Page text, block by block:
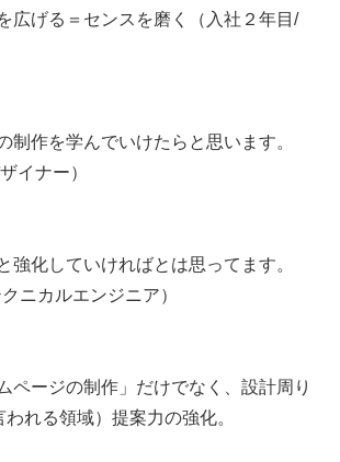
広げる＝センスを磨く（入社２年目/
制作を学んでいけたらと思います。
イナー）
強化していければとは思ってます。
ニカルエンジニア）
ページの制作」だけでなく、設計周り
われる領域）提案力の強化。